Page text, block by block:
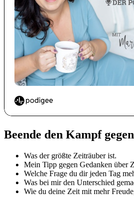
Beende den Kampf
Was der größte Zeiträuber ist.
Mein Tipp gegen Gedanken über
Welche Frage du dir jeden Tag
Was bei mir den Unterschied
Wie du deine Zeit mit mehr